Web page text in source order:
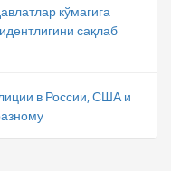
кўмагига
сақлаб
в России, США и